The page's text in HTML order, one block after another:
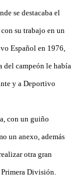
se destacaba el
su trabajo en un
Español en 1976,
del campeón le había
y a Deportivo
con un guiño
un anexo, además
otra gran
División.